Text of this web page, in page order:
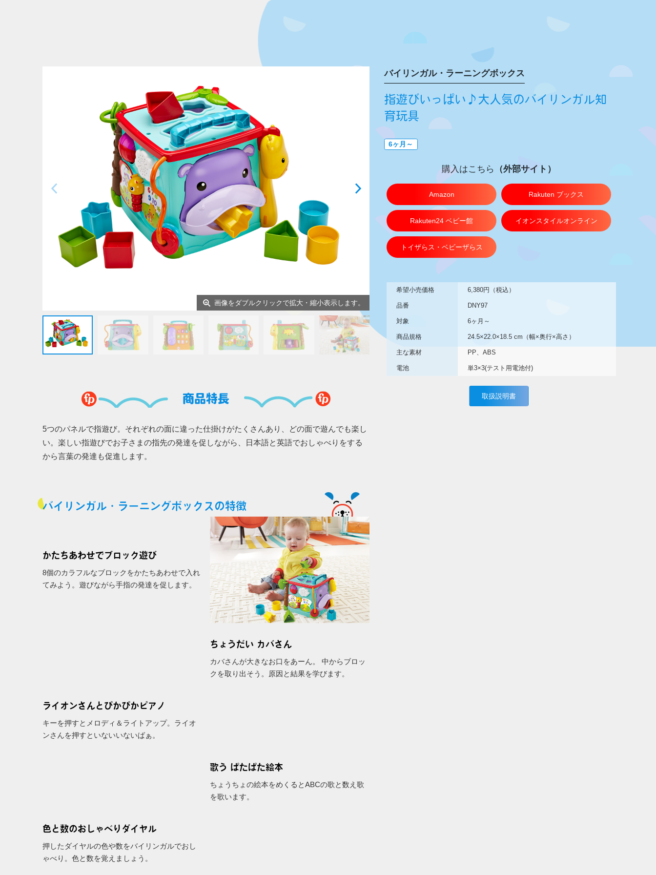
バイリンガル・ラーニングボックス
指遊びいっぱい♪大人気のバイリンガル知
育玩具
6ヶ月～
購入はこちら （外部サイト）
Amazon Rakuten ブックス
Rakuten24 ベビー館 イオンスタイルオンライン
トイザらス・ベビーザらス
希望小売価格 6,380円（税込）
品番 DNY97
対象 6ヶ月～
商品規格 24.5×22.0×18.5 cm（幅×奥行×高さ）
主な素材 PP、ABS
電池 単3×3(テスト用電池付)
取扱説明書
画像をダブルクリックで拡大・縮小表示します。
商品特長
5つのパネルで指遊び。それぞれの面に違った仕掛けがたくさんあり、どの面で遊んでも楽し
い。楽しい指遊びでお子さまの指先の発達を促しながら、日本語と英語でおしゃべりをする
から言葉の発達も促進します。
バイリンガル・ラーニングボックスの特徴
かたちあわせでブロック遊び
8個のカラフルなブロックをかたちあわせで入れ
てみよう。遊びながら手指の発達を促します。
ちょうだい カバさん
カバさんが大きなお口をあーん。 中からブロッ
クを取り出そう。原因と結果を学びます。
ライオンさんとぴかぴかピアノ
キーを押すとメロディ＆ライトアップ。ライオ
ンさんを押すといないいないばぁ。
歌う ぱたぱた絵本
ちょうちょの絵本をめくるとABCの歌と数え歌
を歌います。
色と数のおしゃべりダイヤル
押したダイヤルの色や数をバイリンガルでおし
ゃべり。色と数を覚えましょう。